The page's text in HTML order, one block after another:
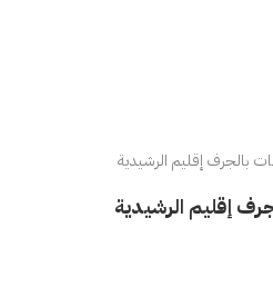
بالجرف إقليم الرشيدية
إقليم الرشيدية